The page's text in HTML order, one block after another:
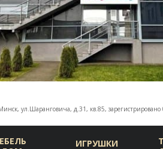
ул.Шаранговича, д.31, кв.85,
ИГРУШКИ